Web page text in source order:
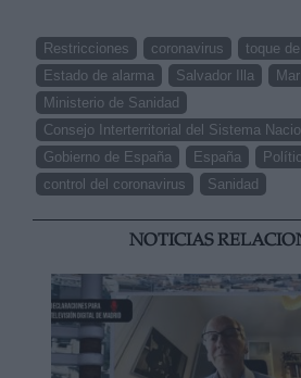
Restricciones coronavirus
toque
Estado de alarma
Salvador Illa
Ministerio de Sanidad
Consejo Interterritorial del Sistema
Gobierno de España
España
control del coronavirus
Sanidad
NOTICIAS